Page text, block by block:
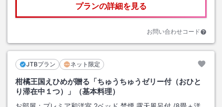
プランの詳細を見る
お問い合わせコード
JTBプラン ネット限定
柑橘王国えひめが贈る「ちゅうちゅうゼリー付（おひと
り滞在中１つ）」（基本料理）